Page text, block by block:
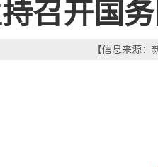
召开国
【信息来源